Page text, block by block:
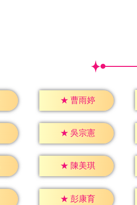
★ 曹雨婷
★ 吳宗憲
★ 陳美琪
★ 彭康育